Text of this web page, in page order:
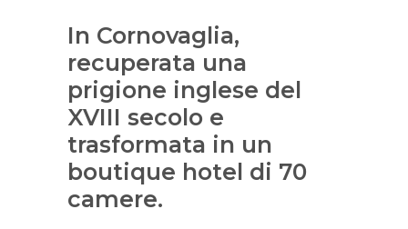
In Cornovaglia,
recuperata una
prigione inglese del
XVIII secolo e
trasformata in un
boutique hotel di 70
camere.